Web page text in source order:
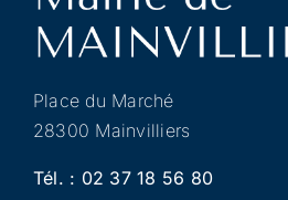
Place du Marché
28300 Mainvilliers
Tél. : 02 37 18 56 80